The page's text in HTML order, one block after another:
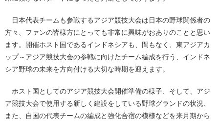
日本代表チームも参戦するアジア競技大会は日本の野球関係者の
方々、ファンの皆様方にとっても非常に興味がおありのことと思い
ます。開催ホスト国であるインドネシアも、間もなく、東アジアカ
ップ～アジア競技大会の参戦に向けたチーム編成を行う、インドネ
シア野球の未来を方向付ける大切な時期を迎えます。
ホスト国としてのアジア競技大会開催準備の様子、そして、アジ
ア競技大会で使用する新しく建設をしている野球グランドの状況、
また、自国の代表チームの編成と強化合宿の模様などを来月期から